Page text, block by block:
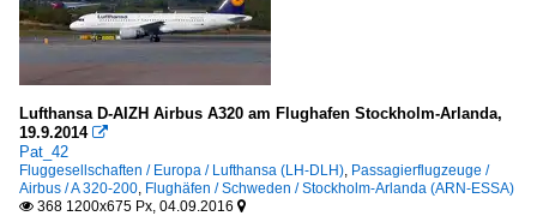
Lufthansa D-AIZH Airbus A320 am Flughafen Stockholm-Arlanda,
19.9.2014 
Pat_42
Fluggesellschaften / Europa / Lufthansa (LH-DLH), Passagierflugzeuge /
Airbus / A 320-200, Flughäfen / Schweden / Stockholm-Arlanda (ARN-ESSA)
 368 1200x675 Px, 04.09.2016 